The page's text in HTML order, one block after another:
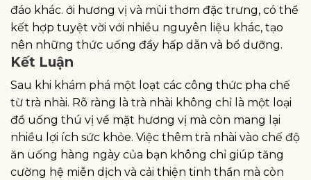
đáo khác. ới hương vị và mùi thơm đặc trưng, có thể
kết hợp tuyệt vời với nhiều nguyên liệu khác, tạo
nên những thức uống đầy hấp dẫn và bổ dưỡng.
Kết Luận
Sau khi khám phá một loạt các công thức pha chế
từ trà nhài. Rõ ràng là trà nhài không chỉ là một loại
đồ uống thú vị về mặt hương vị mà còn mang lại
nhiều lợi ích sức khỏe. Việc thêm trà nhài vào chế độ
ăn uống hàng ngày của bạn không chỉ giúp tăng
cường hệ miễn dịch và cải thiện tinh thần mà còn